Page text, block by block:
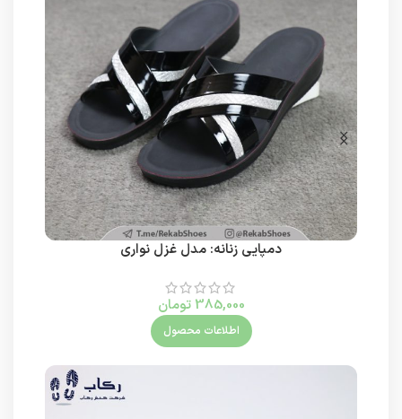
دمپایی زنانه: مدل غزل نواری
385,000 تومان
اطلاعات محصول